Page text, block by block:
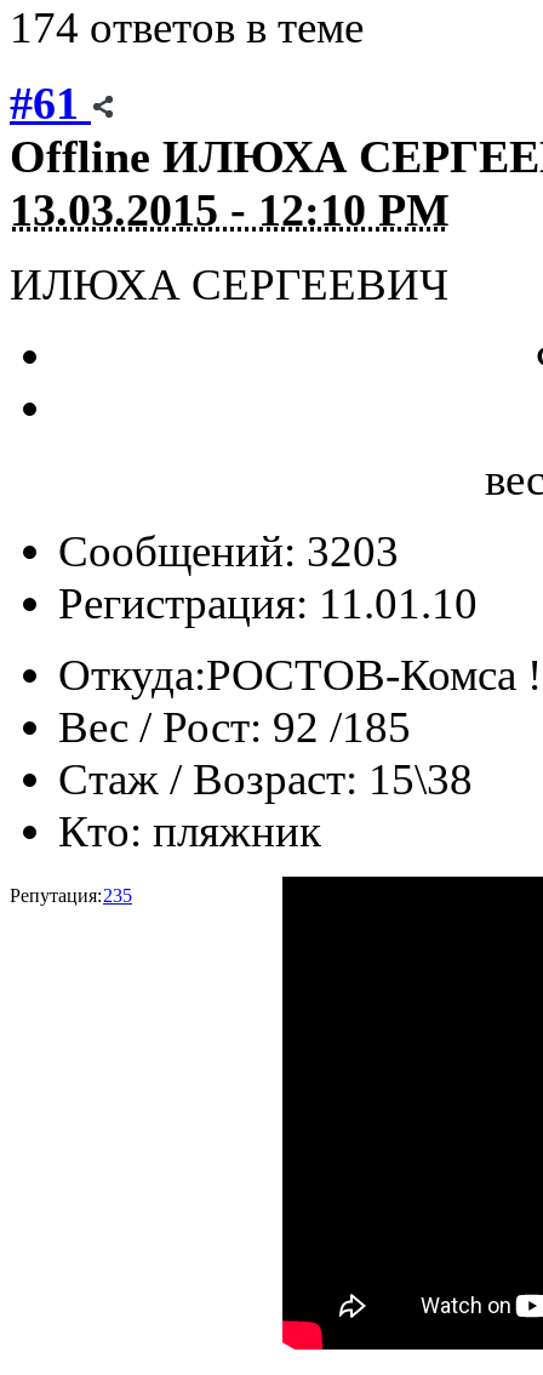
174 ответов в теме
#61
Offline ИЛЮХА
13.03.2015 - 12:10 PM
ИЛЮХА СЕРГЕЕВИЧ
Сообщений: 3203
Регистрация: 11.01.10
Откуда:РОСТОВ-Комса !
Вес / Рост: 92 /185
Стаж / Возраст: 15\38
Кто: пляжник
Репутация:235